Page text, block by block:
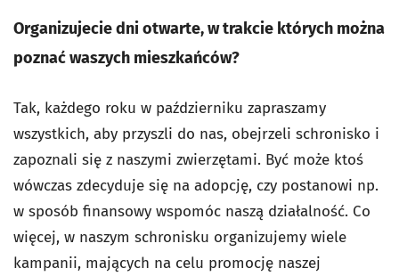
Organizujecie dni otwarte, w trakcie których można
poznać waszych mieszkańców?
Tak, każdego roku w październiku zapraszamy
wszystkich, aby przyszli do nas, obejrzeli schronisko i
zapoznali się z naszymi zwierzętami. Być może ktoś
wówczas zdecyduje się na adopcję, czy postanowi np.
w sposób finansowy wspomóc naszą działalność. Co
więcej, w naszym schronisku organizujemy wiele
kampanii, mających na celu promocję naszej